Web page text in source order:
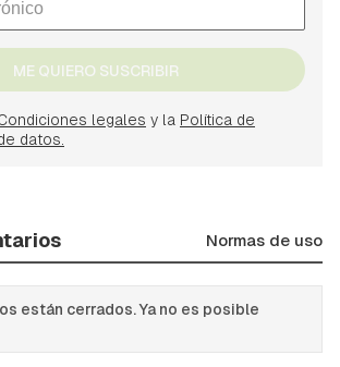
ME QUIERO SUSCRIBIR
legales y la Política de
datos.
Normas de uso
están cerrados. Ya no es posible